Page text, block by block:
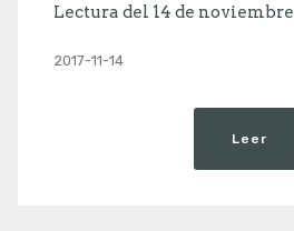
Lectura del 14 de noviembre
2017-11-14
Leer